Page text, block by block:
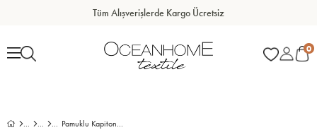
Tüm Alışverişlerde Kargo Ücretsiz
0
Pamuklu Kapitoneli Antrasit Renk Çizgi Desen Çift Kişilik Yatak Örtüsü Seti 1 Adet 250 x 230 / 2 Adet 50 x 70 cm